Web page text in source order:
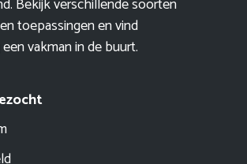
Bekijk verschillende soorten
toepassingen en vind
vakman in de buurt.